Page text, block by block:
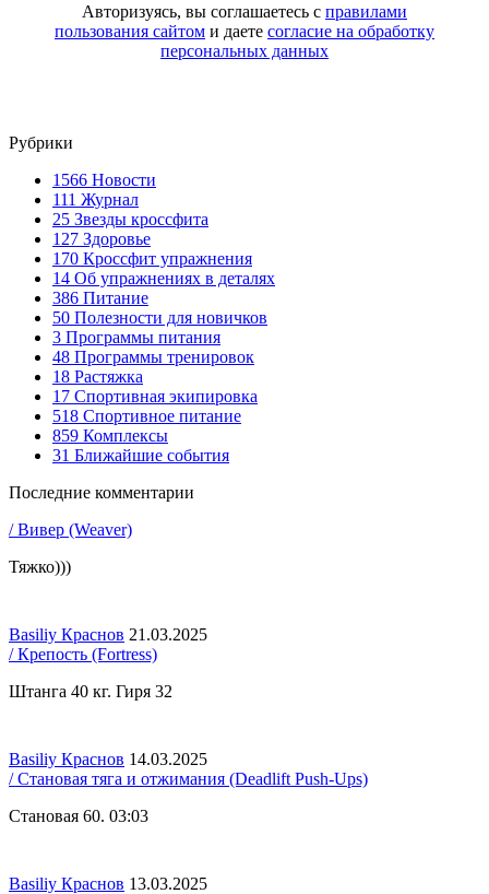
Авторизуясь, вы соглашаетесь с правилами
пользования сайтом и даете согласие на обработку
персональных данных
Рубрики
1566 Новости
111 Журнал
25 Звезды кроссфита
127 Здоровье
170 Кроссфит упражнения
14 Об упражнениях в деталях
386 Питание
50 Полезности для новичков
3 Программы питания
48 Программы тренировок
18 Растяжка
17 Спортивная экипировка
518 Спортивное питание
859 Комплексы
31 Ближайшие события
Последние комментарии
/ Вивер (Weaver)
Тяжко)))
Basiliy Краснов 21.03.2025
/ Крепость (Fortress)
Штанга 40 кг. Гиря 32
Basiliy Краснов 14.03.2025
/ Становая тяга и отжимания (Deadlift Push-Ups)
Становая 60. 03:03
Basiliy Краснов 13.03.2025